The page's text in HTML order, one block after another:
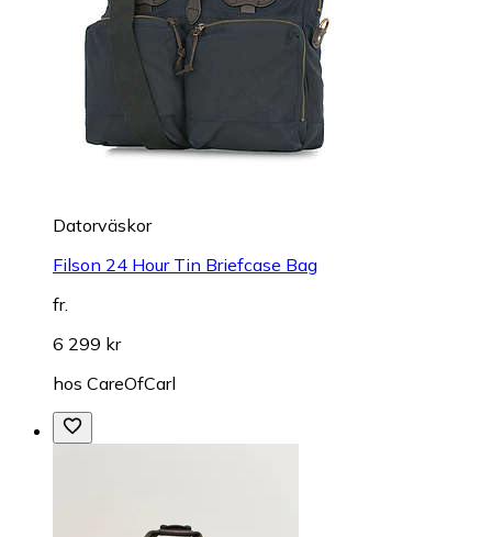
Datorväskor
Filson 24 Hour Tin Briefcase Bag
fr.
6 299 kr
hos CareOfCarl